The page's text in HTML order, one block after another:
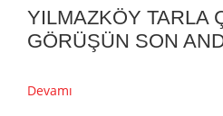
YILMAZKÖY TARLA
GÖRÜŞÜN SON
Devamı